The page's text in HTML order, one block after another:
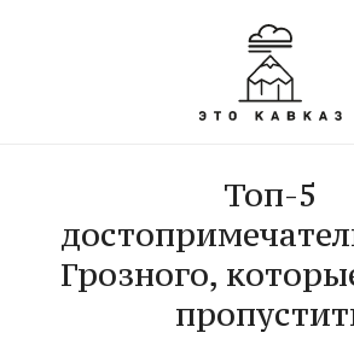
Топ-5
Грозного,